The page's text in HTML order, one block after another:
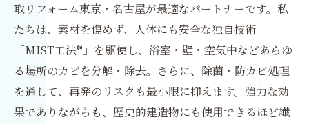
取リフォーム東京・名古屋が最適なパートナーです。私
たちは、素材を傷めず、人体にも安全な独自技術
「MIST工法®」を駆使し、浴室・壁・空気中などあらゆ
る場所のカビを分解・除去。さらに、除菌・防カビ処理
を通して、再発のリスクも最小限に抑えます。強力な効
果でありながらも、歴史的建造物にも使用できるほど繊